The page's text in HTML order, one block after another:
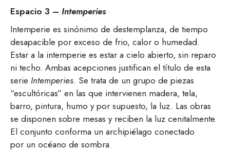
Espacio 3 – Intemperies
Intemperie es sinónimo de destemplanza, de tiempo
desapacible por exceso de frio, calor o humedad.
Estar a la intemperie es estar a cielo abierto, sin reparo
ni techo. Ambas acepciones justifican el título de esta
serie Intemperies. Se trata de un grupo de piezas
“escultóricas” en las que intervienen madera, tela,
barro, pintura, humo y por supuesto, la luz. Las obras
se disponen sobre mesas y reciben la luz cenitalmente.
El conjunto conforma un archipiélago conectado
por un océano de sombra.